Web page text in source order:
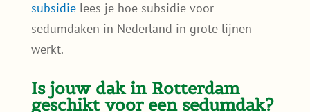
subsidielees je hoe subsidie voor
sedumdaken in Nederland in grote lijnen
werkt.
Is jouw dak in Rotterdam
geschikt voor een sedumdak?